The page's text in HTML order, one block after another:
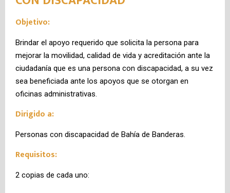
Objetivo:
Brindar el apoyo requerido que solicita la persona para
mejorar la movilidad, calidad de vida y acreditación ante la
ciudadanía que es una persona con discapacidad, a su vez
sea beneficiada ante los apoyos que se otorgan en
oficinas administrativas.
Dirigido a:
Personas con discapacidad de Bahía de Banderas.
Requisitos:
2 copias de cada uno: